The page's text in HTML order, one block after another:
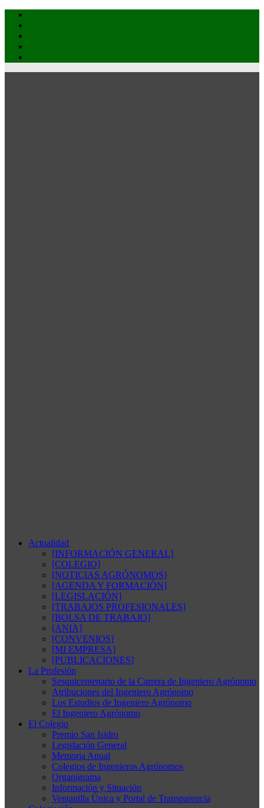
Actualidad
[INFORMACIÓN GENERAL]
[COLEGIO]
[NOTICIAS AGRÓNOMOS]
[AGENDA Y FORMACIÓN]
[LEGISLACIÓN]
[TRABAJOS PROFESIONALES]
[BOLSA DE TRABAJO]
[ANIA]
[CONVENIOS]
[MI EMPRESA]
[PUBLICACIONES]
La Profesión
Sesquicentenario de la Carrera de Ingeniero Agrónomo
Atribuciones del Ingeniero Agrónomo
Los Estudios de Ingeniero Agrónomo
El Ingeniero Agrónomo
El Colegio
Premio San Isidro
Legislación General
Memoria Anual
Colegios de Ingenieros Agrónomos
Organigrama
Información y Situación
Ventanilla Única y Portal de Transparencia